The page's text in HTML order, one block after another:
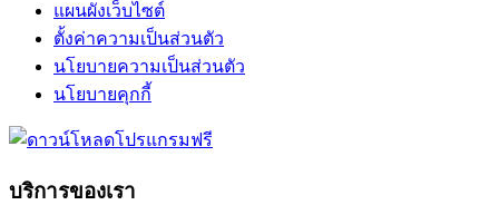
แผนผังเว็บไซต์
ตั้งค่าความเป็นส่วนตัว
นโยบายความเป็นส่วนตัว
นโยบายคุกกี้
บริการของเรา